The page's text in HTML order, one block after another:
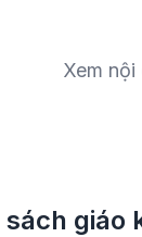
Xem
giáo